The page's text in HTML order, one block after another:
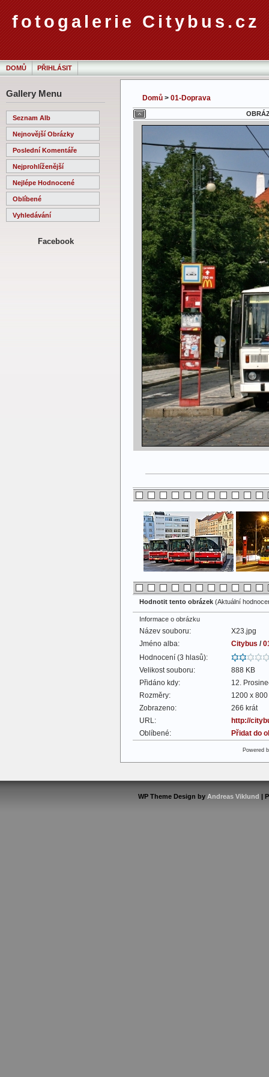
fotogalerie Citybus.cz
DOMŮ PŘIHLÁSIT
Gallery Menu
Seznam Alb
Nejnovější Obrázky
Poslední Komentáře
Nejprohlíženější
Nejlépe Hodnocené
Oblíbené
Vyhledávání
Facebook
Domů > 01-Doprava
Hodnotit tento obrázek (Aktuální
Informace o obrázku
Název souboru:
X23.jpg
Jméno alba:
Citybus /
Hodnocení (3 hlasů):
Velikost souboru:
888 KB
Přidáno kdy:
12.
Rozměry:
1200 x
Zobrazeno:
266 krát
URL:
http://
Oblíbené:
Přidat do
Powered
WP Theme Design by Andreas Viklund |